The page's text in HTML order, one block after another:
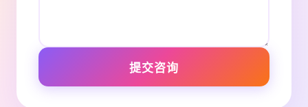
提交咨询